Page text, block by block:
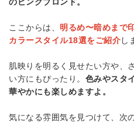
ここからは、 明るめ〜暗めまで
カラースタイル18選をご紹介し
肌映りを明るく見せたい方や、
い方にもぴったり。 色みやスタ
華やかにも楽しめますよ。
気になる雰囲気を見つけて、次